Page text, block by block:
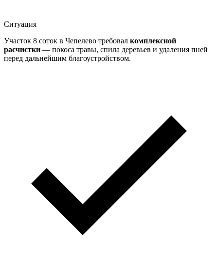
Ситуация
Участок 8 соток в Чепелево требовал комплексной
расчистки — покоса травы, спила деревьев и удаления пней
перед дальнейшим благоустройством.